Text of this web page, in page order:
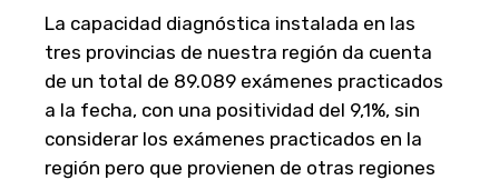
La capacidad diagnóstica instalada en las
tres provincias de nuestra región da cuenta
de un total de 89.089 exámenes practicados
a la fecha, con una positividad del 9,1%, sin
considerar los exámenes practicados en la
región pero que provienen de otras regiones